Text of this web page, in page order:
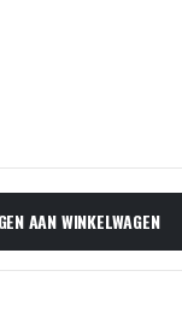
AAN WINKELWAGEN